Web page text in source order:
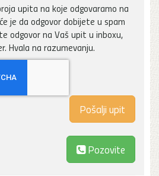
upita na koje odgovaramo na
je da odgovor dobijete u spam
odgovor na Vaš upit u inboxu,
Hvala na razumevanju.
Pozovite